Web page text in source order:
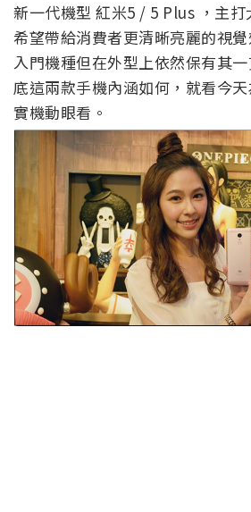
新一代機型 紅米5 / 5 Plus ，主
希望帶給消費者更清晰亮麗的視
入門機種但在外型上依然保有其
底這兩款手機內涵如何，就看今
實機動眼看。